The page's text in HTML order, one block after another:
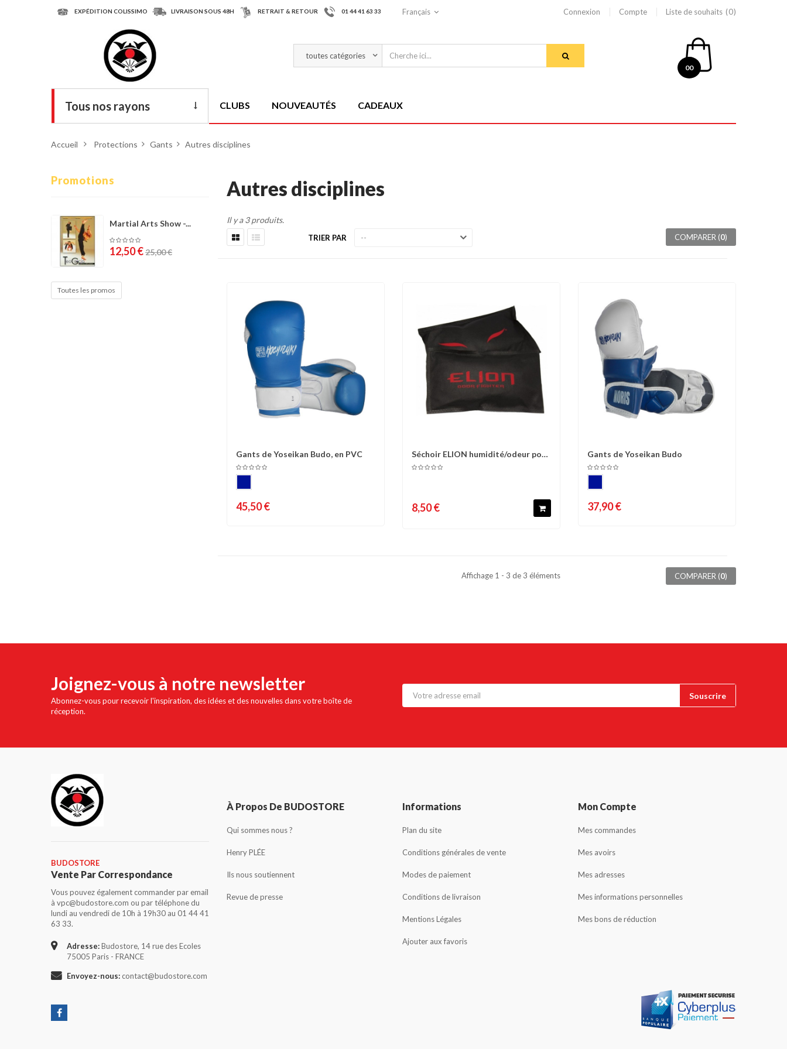
EXPÉDITION COLISSIMO LIVRAISON SOUS 48H RETRAIT & RETOUR 01 44 41 63 33 Français Connexion Compte Liste de souhaits 0
00
Tous nos rayons
Armes
Chaussures
Protections
Cible de frappe
Condition physique
CLUBS NOUVEAUTÉS CADEAUX
Accueil > Protections > Gants > Autres disciplines
Promotions
Martial Arts Show -...
12,50 €25,00 €
Toutes les promos
Autres disciplines
Il y a 3 produits.
TRIER PAR COMPARER (0)
Comparer Liste d'envies
Gants de Yoseikan Budo, en PVC
45,50 €
Comparer Liste d'envies
Séchoir ELION humidité/odeur pour
gants -...
8,50 €
Comparer Liste d'envies
Gants de Yoseikan Budo
37,90 €
Affichage 1 - 3 de 3 éléments COMPARER (0)
Joignez-vous à notre newsletter
Abonnez-vous pour recevoir l'inspiration, des idées et des nouvelles dans votre boîte de
réception.
BUDOSTORE
Vente Par Correspondance
Vous pouvez également commander par email
à vpc@budostore.com ou par téléphone du
lundi au vendredi de 10h à 19h30 au 01 44 41
63 33.
Adresse:Budostore, 14 rue des Ecoles
75005 Paris - FRANCE
Envoyez-nous: contact@budostore.com
À Propos De BUDOSTORE
Qui sommes nous ?
Henry PLÉE
Ils nous soutiennent
Revue de presse
Informations
Plan du site
Conditions générales de vente
Modes de paiement
Conditions de livraison
Mentions Légales
Ajouter aux favoris
Mon Compte
Mes commandes
Mes avoirs
Mes adresses
Mes informations personnelles
Mes bons de réduction